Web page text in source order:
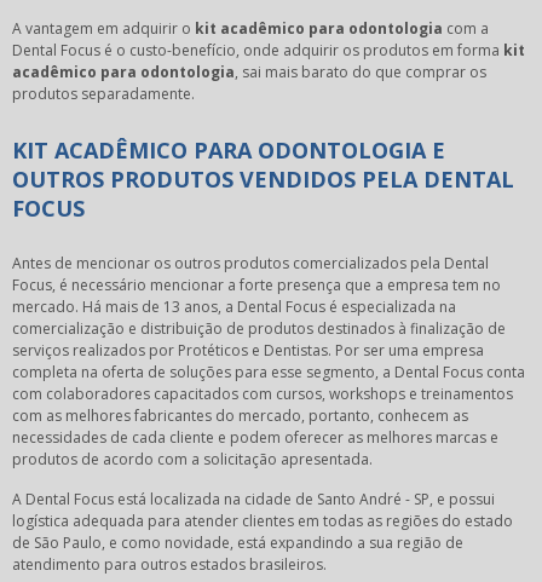
A vantagem em adquirir o kit acadêmico para odontologia com a
Dental Focus é o custo-benefício, onde adquirir os produtos em forma kit
acadêmico para odontologia, sai mais barato do que comprar os
produtos separadamente.
KIT ACADÊMICO PARA ODONTOLOGIA E
OUTROS PRODUTOS VENDIDOS PELA DENTAL
FOCUS
Antes de mencionar os outros produtos comercializados pela Dental
Focus, é necessário mencionar a forte presença que a empresa tem no
mercado. Há mais de 13 anos, a Dental Focus é especializada na
comercialização e distribuição de produtos destinados à finalização de
serviços realizados por Protéticos e Dentistas. Por ser uma empresa
completa na oferta de soluções para esse segmento, a Dental Focus conta
com colaboradores capacitados com cursos, workshops e treinamentos
com as melhores fabricantes do mercado, portanto, conhecem as
necessidades de cada cliente e podem oferecer as melhores marcas e
produtos de acordo com a solicitação apresentada.
A Dental Focus está localizada na cidade de Santo André - SP, e possui
logística adequada para atender clientes em todas as regiões do estado
de São Paulo, e como novidade, está expandindo a sua região de
atendimento para outros estados brasileiros.